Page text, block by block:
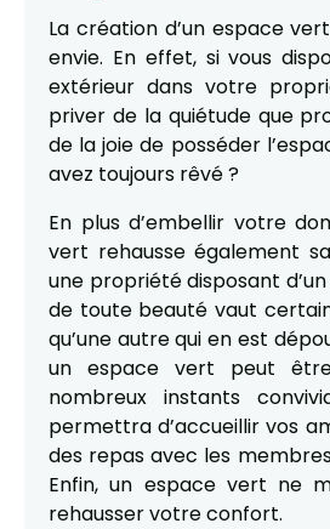
La création d’un espace
envie. En effet, si vous
extérieur dans votre
priver de la quiétude que
de la joie de posséder
avez toujours rêvé ?
En plus d’embellir votre
vert rehausse également
une propriété disposant
de toute beauté vaut
qu’une autre qui en est
un espace vert peut
nombreux instants
permettra d’accueillir vos
des repas avec les
Enfin, un espace vert ne
rehausser votre confort.